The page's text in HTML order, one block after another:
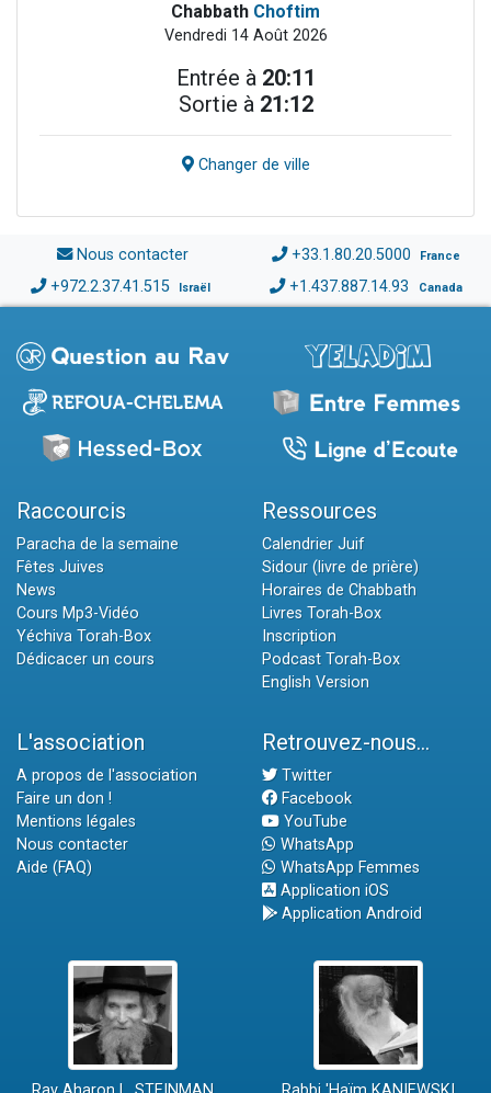
Chabbath Choftim
Vendredi 14 Août 2026
Entrée à 20:11
Sortie à 21:12
Changer de ville
Nous contacter +33.1.80.20.5000 France
+972.2.37.41.515 Israël +1.437.887.14.93 Canada
Raccourcis
Paracha de la semaine
Fêtes Juives
News
Cours Mp3-Vidéo
Yéchiva Torah-Box
Dédicacer un cours
Ressources
Calendrier Juif
Sidour (livre de prière)
Horaires de Chabbath
Livres Torah-Box
Inscription
Podcast Torah-Box
English Version
L'association
A propos de l'association
Faire un don !
Mentions légales
Nous contacter
Aide (FAQ)
Retrouvez-nous...
Twitter
Facebook
YouTube
WhatsApp
WhatsApp Femmes
Application iOS
Application Android